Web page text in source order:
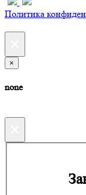
Политика
×
none